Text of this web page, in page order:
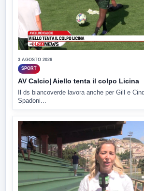
3 AGOSTO 2026
SPORT
AV Calcio| Aiello tenta il colpo Licina
Il ds biancoverde lavora anche per Gill e
Spadoni...